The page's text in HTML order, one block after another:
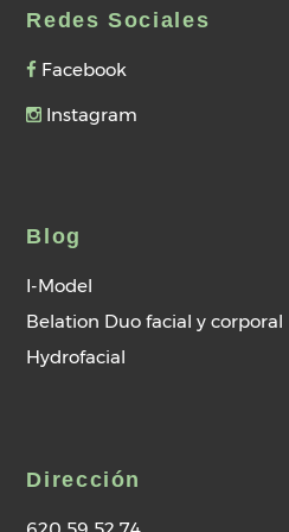
Redes Sociales
Facebook
Instagram
Blog
I-Model
Belation Duo facial y corporal
Hydrofacial
Dirección